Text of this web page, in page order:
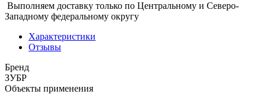
Выполняем доставку только по Центральному и Северо-
Западному федеральному округу
Характеристики
Отзывы
Бренд
ЗУБР
Объекты применения